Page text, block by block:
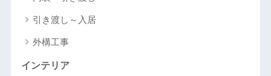
引き渡し～入居
外構工事
インテリア